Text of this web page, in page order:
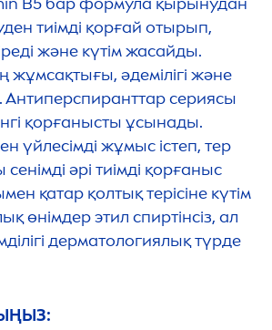
тиімді қорғай отырып,
және күтім жасайды.
жұмсақтығы, әдемілігі және
Антиперспиранттар сериясы
қорғанысты ұсынады.
үйлесімді жұмыс істеп, тер
әрі тиімді қорғаныс
қатар қолтық терісіне күтім
өнімдер этил спиртінсіз, ал
дерматологиялық түрде